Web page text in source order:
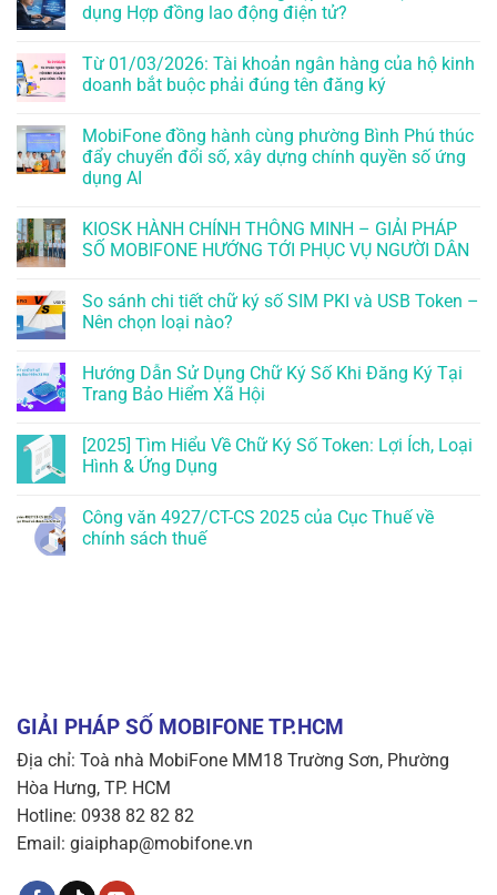
dụng Hợp đồng lao động điện tử?
Từ 01/03/2026: Tài khoản ngân hàng của hộ kinh
doanh bắt buộc phải đúng tên đăng ký
MobiFone đồng hành cùng phường Bình Phú thúc
đẩy chuyển đổi số, xây dựng chính quyền số ứng
dụng AI
KIOSK HÀNH CHÍNH THÔNG MINH – GIẢI PHÁP
SỐ MOBIFONE HƯỚNG TỚI PHỤC VỤ NGƯỜI DÂN
So sánh chi tiết chữ ký số SIM PKI và USB Token –
Nên chọn loại nào?
Hướng Dẫn Sử Dụng Chữ Ký Số Khi Đăng Ký Tại
Trang Bảo Hiểm Xã Hội
[2025] Tìm Hiểu Về Chữ Ký Số Token: Lợi Ích, Loại
Hình & Ứng Dụng
Công văn 4927/CT-CS 2025 của Cục Thuế về
chính sách thuế
GIẢI PHÁP SỐ MOBIFONE TP.HCM
Địa chỉ: Toà nhà MobiFone MM18 Trường Sơn, Phường
Hòa Hưng, TP. HCM
Hotline: 0938 82 82 82
Email: giaiphap@mobifone.vn